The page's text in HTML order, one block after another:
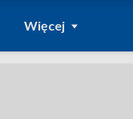
Więcej